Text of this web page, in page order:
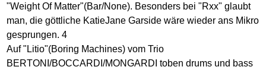
"Weight Of Matter"(Bar/None). Besonders bei "Rxx" glaubt
man, die göttliche KatieJane Garside wäre wieder ans Mikro
gesprungen. 4
Auf "Litio"(Boring Machines) vom Trio
BERTONI/BOCCARDI/MONGARDI toben drums und bass